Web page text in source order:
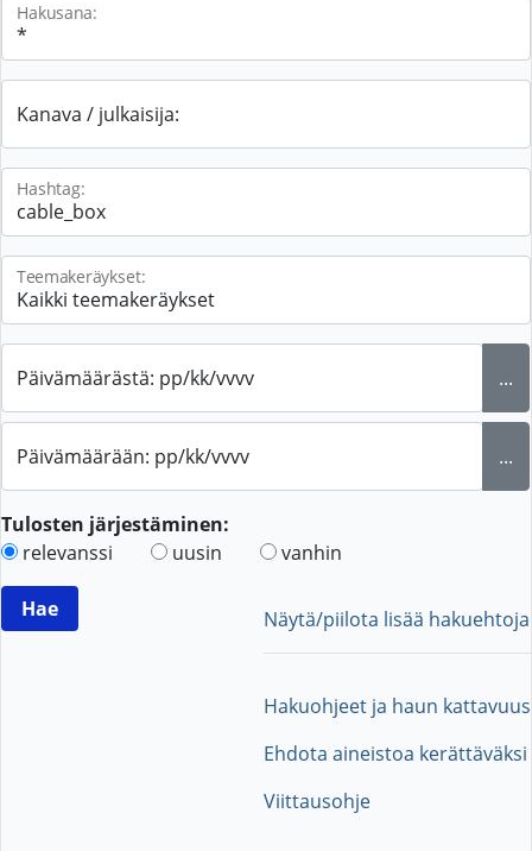
Hakusana:
Kanava / julkaisija:
Hashtag:
Teemakeräykset:
Päivämäärästä: pp/kk/vvvv ...
Päivämäärään: pp/kk/vvvv ...
Tulosten järjestäminen:
relevanssi
uusin vanhin
Näytä/piilota lisää hakuehtoja
Hakuohjeet ja haun kattavuus
Ehdota aineistoa kerättäväksi
Viittausohje